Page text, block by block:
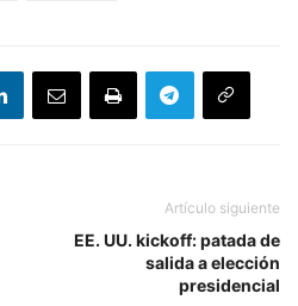
Artículo siguiente
EE. UU. kickoff: patada de
salida a elección
presidencial